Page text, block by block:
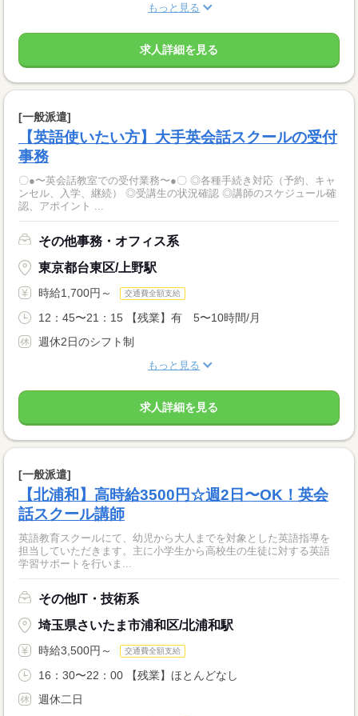
もっと見る
求人詳細を見る
[一般派遣]
【英語使いたい方】大手英会話スクールの受付
事務
〇●〜英会話教室での受付業務〜●〇 ◎各種手続き対応（予約、キャ
ンセル、入学、継続） ◎受講生の状況確認 ◎講師のスケジュール確
認、アポイント ...
その他事務・オフィス系
東京都台東区/上野駅
時給1,700円～ 交通費全額支給
12：45〜21：15 【残業】有 5〜10時間/月
週休2日のシフト制
もっと見る
求人詳細を見る
[一般派遣]
【北浦和】高時給3500円☆週2日〜OK！英会
話スクール講師
英語教育スクールにて、幼児から大人までを対象とした英語指導を
担当していただきます。主に小学生から高校生の生徒に対する英語
学習サポートを行いま...
その他IT・技術系
埼玉県さいたま市浦和区/北浦和駅
時給3,500円～ 交通費全額支給
16：30〜22：00 【残業】ほとんどなし
週休二日